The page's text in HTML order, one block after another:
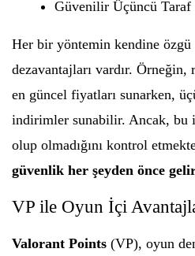
Güvenilir Üçüncü Taraf
Her bir yöntemin kendine özgü
dezavantajları vardır. Örneğin,
en güncel fiyatları sunarken,
indirimler sunabilir. Ancak,
olup olmadığını kontrol
güvenlik her şeyden önce
VP ile Oyun İçi
Valorant Points (VP), oyun